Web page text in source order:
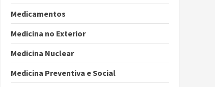
Medicamentos
Medicina no Exterior
Medicina Nuclear
Medicina Preventiva e Social